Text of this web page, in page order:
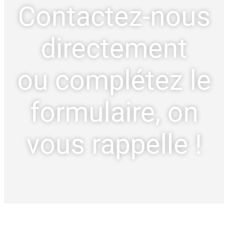
Contactez-nous
directement
ou complétez le
formulaire, on
vous rappelle !